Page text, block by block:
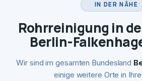
IN DER NÄHE
Rohrreinigung in
Berlin-
Wir sind im gesamten Bundesland
einige weitere Orte in